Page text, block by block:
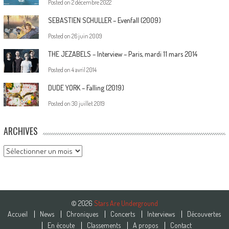
Posted on 2 décembre 2022
SEBASTIEN SCHULLER – Evenfall (2009)
Posted on 26 juin 2009
THE JEZABELS – Interview – Paris, mardi 11 mars 2014
Posted on 4 avril 2014
DUDE YORK – Falling (2019)
Posted on 30 juillet 2019
ARCHIVES
Archives
© 2026 Stars Are Underground
Accueil
News Chroniques Concerts Interviews
Découvertes
En écoute
Classements A propos Contact